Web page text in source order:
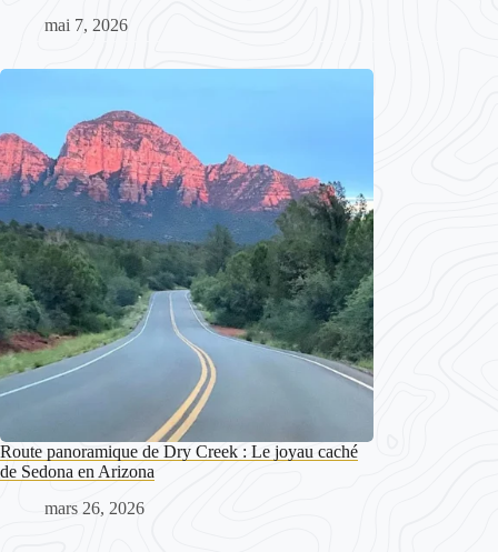
mai 7, 2026
Route panoramique de Dry Creek : Le joyau caché
de Sedona en Arizona
mars 26, 2026